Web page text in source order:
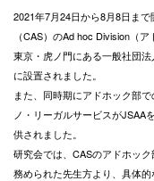
2021年7月24日から8月8日ま
（CAS）のAd hoc Division（ア
東京・虎ノ門にある一般社団
に設置されました。
また、同時期にアドホック部
ノ・リーガルサービスがJSAA
供されました。
研究会では、CASのアドホッ
務められた先生方より、具体